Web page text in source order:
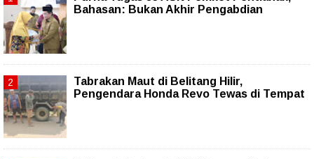
Bahasan: Bukan Akhir Pengabdian
Tabrakan Maut di Belitang Hilir,
Pengendara Honda Revo Tewas di Tempat